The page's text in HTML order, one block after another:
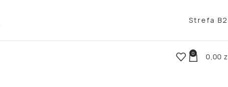
Strefa
0 0,00